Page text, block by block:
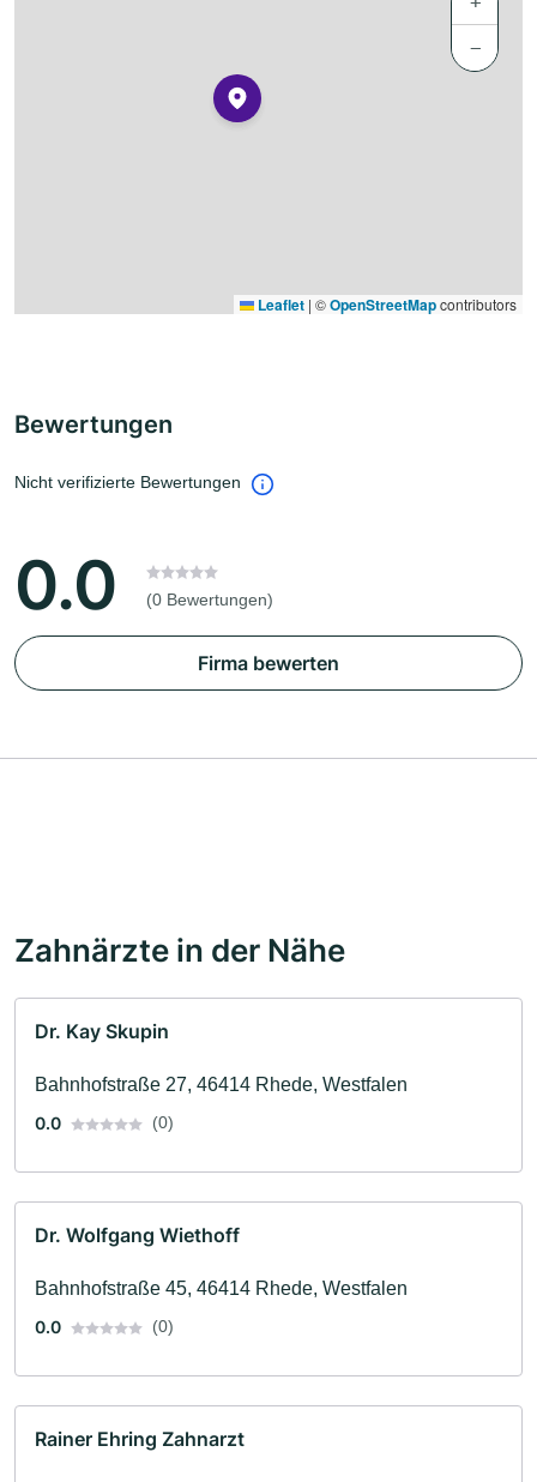
−
Leaflet | ©OpenStreetMapcontributors
Bewertungen
Nicht verifizierte Bewertungen
0.0 (0 Bewertungen)
Firma bewerten
Zahnärzte in der Nähe
Dr. Kay Skupin
Bahnhofstraße 27, 46414 Rhede, Westfalen
0.0
(0)
Dr. Wolfgang Wiethoff
Bahnhofstraße 45, 46414 Rhede, Westfalen
0.0
(0)
Rainer Ehring Zahnarzt